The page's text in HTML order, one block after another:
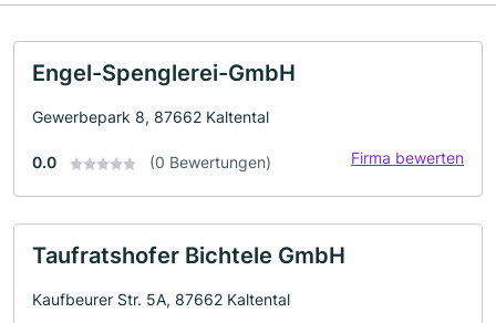
Engel-Spenglerei-GmbH
Gewerbepark 8, 87662 Kaltental
0.0 (0 Bewertungen) Firma bewerten
Taufratshofer Bichtele GmbH
Kaufbeurer Str. 5A, 87662 Kaltental